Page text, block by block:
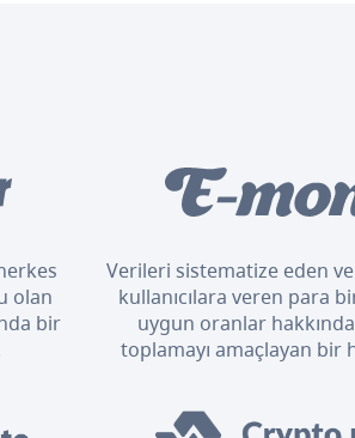
olan
bir
Verileri sistematize eden
kullanıcılara veren para
uygun oranlar
toplamayı amaçlayan bir